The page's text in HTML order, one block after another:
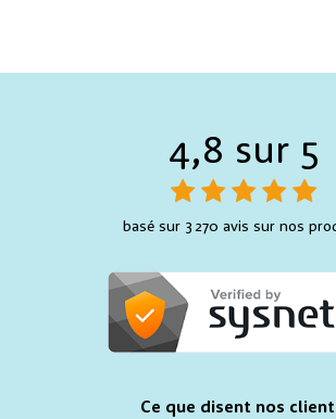
4,8 sur 5
basé sur 3 270 avis sur nos
Ce que disent nos